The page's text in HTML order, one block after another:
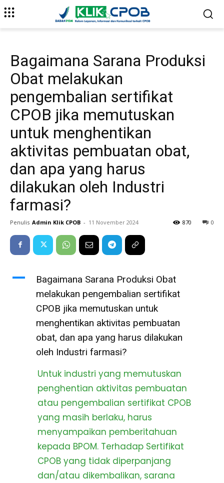
Bagaimana Sarana Produksi
Obat melakukan
pengembalian sertifikat
CPOB jika memutuskan
untuk menghentikan
aktivitas pembuatan obat,
dan apa yang harus
dilakukan oleh Industri
farmasi?
Penulis Admin Klik CPOB - 11 November 2024 0
870
A
Bagaimana Sarana Produksi Obat
melakukan pengembalian sertifikat
CPOB jika memutuskan untuk
menghentikan aktivitas pembuatan
obat, dan apa yang harus dilakukan
oleh Industri farmasi?
Untuk industri yang memutuskan
penghentian aktivitas pembuatan
atau pengembalian sertifikat CPOB
yang masih berlaku, harus
menyampaikan pemberitahuan
kepada BPOM. Terhadap Sertifikat
CPOB yang tidak diperpanjang
dan/atau dikembalikan, sarana